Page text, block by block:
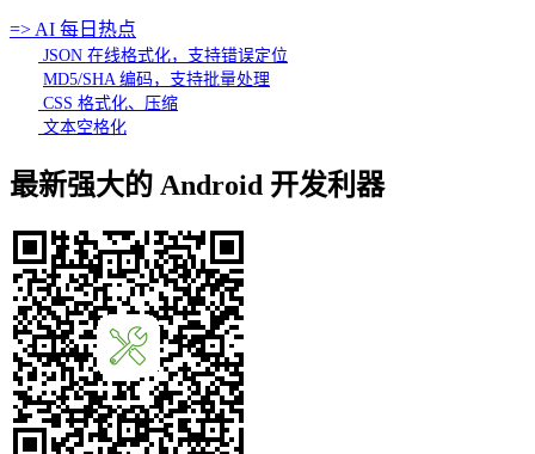
=> AI 每日热点
JSON 在线格式化，支持错误定位
MD5/SHA 编码，支持批量处理
CSS 格式化、压缩
文本空格化
最新强大的 Android 开发利器